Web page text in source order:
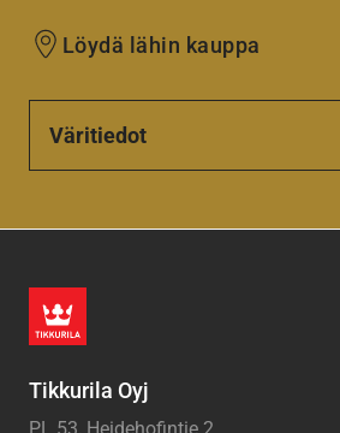
Löydä lähin kauppa
Väritiedot
Tikkurila Oyj